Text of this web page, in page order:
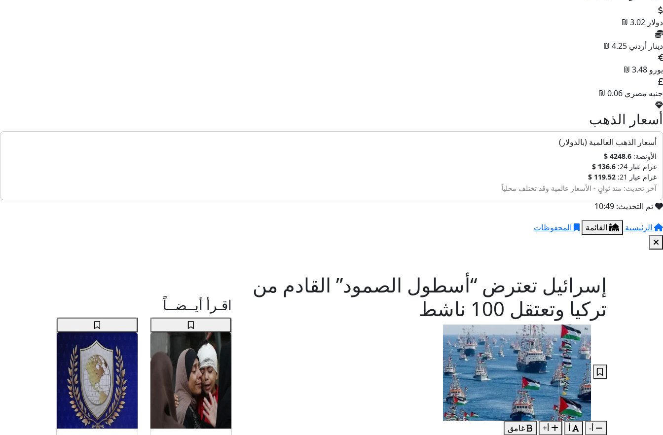
دولار 3.02 ₪
دينار أردني 4.25 ₪
يورو 3.48 ₪
جنيه مصري 0.06 ₪
أسعار الذهب
أسعار الذهب العالمية (بالدولار)
الأونصة: 4248.6 $
غرام عيار 24:
136.6 $
غرام عيار 21:
119.52 $
آخر تحديث: منذ ثوانٍ - الأسعار عالمية وقد تختلف محلياً
تم التحديث: 10:49
الرئيسية
القائمة المحفوظات
إسرائيل تعترض “أسطول الصمود” القادم من
تركيا وتعتقل 100 ناشط
أ- أ أ+
غامق
اقـرأ أيــضــاً